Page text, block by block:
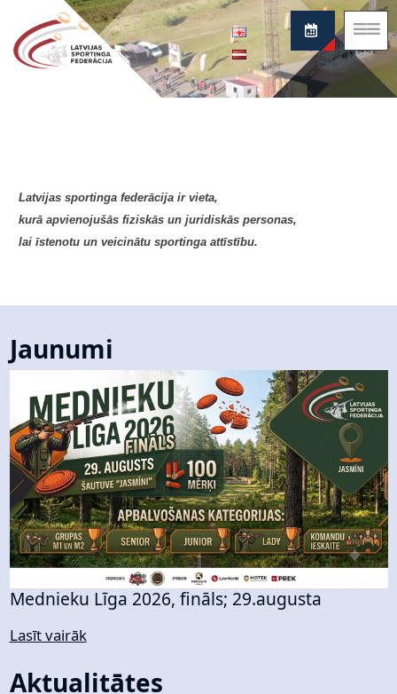
Federācija
Latvijas sportinga federācija ir vieta,
kurā apvienojušās fiziskās un juridiskās personas,
lai īstenotu un veicinātu sportinga attīstību.
Jaunumi
Mednieku Līga 2026, fināls; 29.augusta
Lasīt vairāk
Aktualitātes